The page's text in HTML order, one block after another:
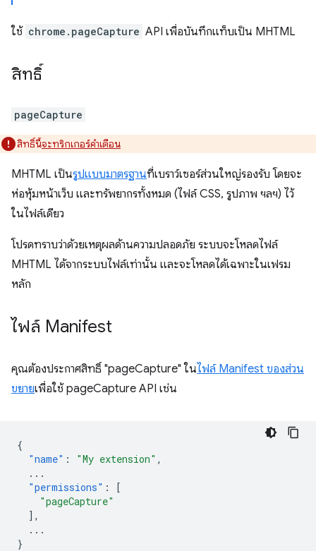
ใช้ chrome.pageCapture API เพื่อบันทึกแท็บเป็น MHTML
สิทธิ์
pageCapture
สิทธิ์นี้จะทริกเกอร์คำเตือน
MHTML เป็นรูปแบบมาตรฐานที่เบราว์เซอร์ส่วนใหญ่รองรับ โดยจะ
ห่อหุ้มหน้าเว็บ และทรัพยากรทั้งหมด (ไฟล์ CSS, รูปภาพ ฯลฯ) ไว้
ในไฟล์เดียว
โปรดทราบว่าด้วยเหตุผลด้านความปลอดภัย ระบบจะโหลดไฟล์
MHTML ได้จากระบบไฟล์เท่านั้น และจะโหลดได้เฉพาะในเฟรม
หลัก
ไฟล์ Manifest
คุณต้องประกาศสิทธิ์ "pageCapture" ในไฟล์ Manifest ของส่วน
ขยายเพื่อใช้ pageCapture API เช่น
{
"name" : "My extension" ,
...
"permissions" :
[
"pageCapture"
],
...
}